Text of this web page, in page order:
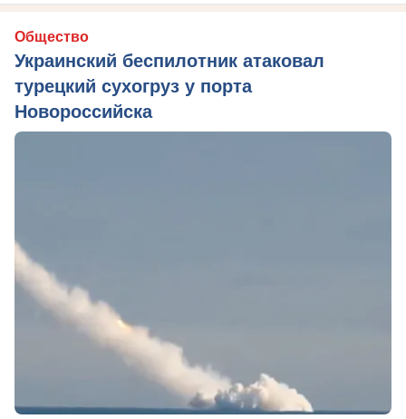
Общество
Украинский беспилотник атаковал
турецкий сухогруз у порта
Новороссийска